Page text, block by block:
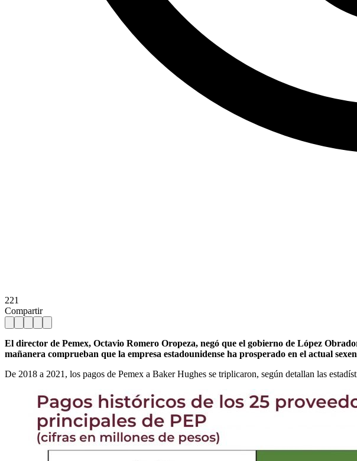
221
Compartir
El director de Pemex, Octavio Romero Oropeza, negó que el gobierno de López
mañanera comprueban que la empresa estadounidense ha prosperado en el actual
De 2018 a 2021, los pagos de Pemex a Baker Hughes se triplicaron, según detallan las